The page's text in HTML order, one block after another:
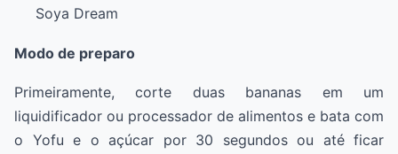
Soya Dream
Modo de preparo
Primeiramente, corte duas bananas em um
liquidificador ou processador de alimentos e bata com
o Yofu e o açúcar por 30 segundos ou até ficar